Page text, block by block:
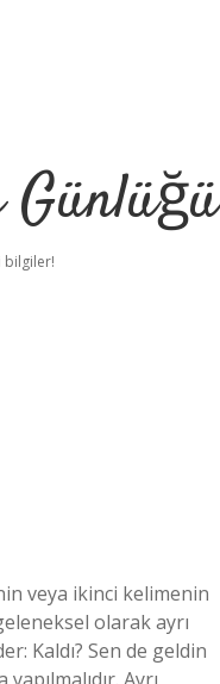
bilgiler!
veya ikinci kelimenin
olarak ayrı
Kaldı? Sen de geldin